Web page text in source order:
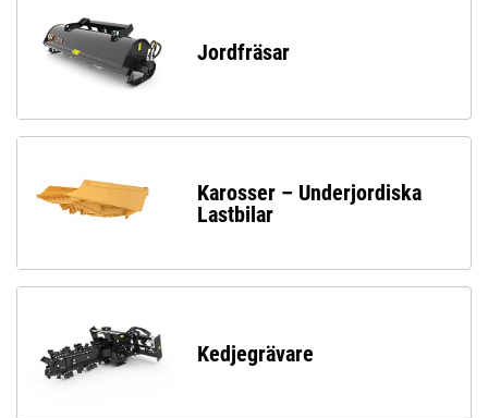
Jordfräsar
Karosser – Underjordiska
Lastbilar
Kedjegrävare